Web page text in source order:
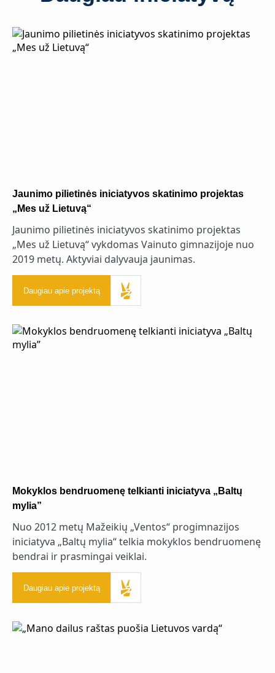
Jaunimo pilietinės iniciatyvos skatinimo projektas
„Mes už Lietuvą“
Jaunimo pilietinės iniciatyvos skatinimo projektas
„Mes už Lietuvą“ vykdomas Vainuto gimnazijoje nuo
2019 metų. Aktyviai dalyvauja jaunimas.
Daugiau apie projektą
Mokyklos bendruomenę telkianti iniciatyva „Baltų
mylia”
Nuo 2012 metų Mažeikių „Ventos“ progimnazijos
iniciatyva „Baltų mylia“ telkia mokyklos bendruomenę
bendrai ir prasmingai veiklai.
Daugiau apie projektą